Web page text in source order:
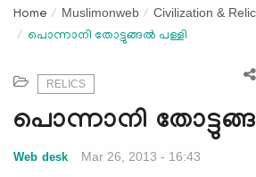
g
l
v
i
Home Muslimonweb Civilization &
പൊന്നാനി തോട്ടുങ്ങല്‍ പള്ളി
RELICS
പൊന്നാനി
Web desk Mar 26, 2013 - 16:43